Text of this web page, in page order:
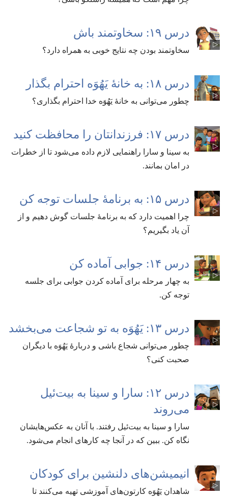
درس ۱۹:‏ سخاوتمند باش
سخاوتمند بودن چه نتایج خوبی به همراه دارد؟‏
درس ۱۸:‏ به خانهٔ یَهُوَه احترام بگذار
چطور می‌توانی به خانهٔ یَهُوَه خدا احترام بگذاری؟‏
درس ۱۷:‏ فرزندانتان را محافظت کنید
به سینا و سارا راهنمایی لازم داده می‌شود تا از خطرات
در امان بمانند.‏
درس ۱۵:‏ به برنامهٔ جلسات توجه کن
چرا اهمیت دارد که به برنامهٔ جلسات گوش دهیم و از
آن یاد بگیریم؟‏
درس ۱۴:‏ جوابی آماده کن
به چهار مرحله برای آماده کردن جوابی برای جلسه
توجه کن.‏
درس ۱۳:‏ یَهُوَه به تو شجاعت می‌بخشد
چطور می‌توانی شجاع باشی و دربارهٔ یَهُوَه با دیگران
صحبت کنی؟‏
درس ۱۲:‏ سارا و سینا به بیت‌ئیل
می‌روند
سارا و سینا به بیت‌ئیل رفتند.‏ با آنان به عکس‌هایشان
نگاه کن.‏ ببین که در آنجا چه کارهای انجام می‌شود.‏
انیمیشن‌های دلنشین برای کودکان
شاهدان یَهُوَه کارتون‌های آموزشی تهیه می‌کنند تا